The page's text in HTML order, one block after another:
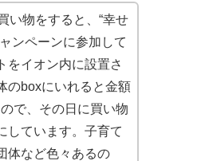
い物をすると、“幸せ
ンペーンに参加して
をイオン内に設置さ
のboxにいれると金額
で、その日に買い物
しています。子育て
体など色々あるの